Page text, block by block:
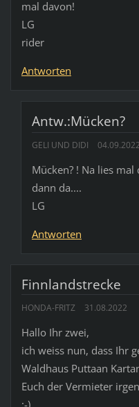
mal davon!
LG
rider
Antworten
Antw.:Mücken?
GELI UND DIDI 04.09.2022
Mücken? ! Na lies
dann da....
LG
Antworten
Finnlandstrecke
HONDA-FRITZ 31.08.2022
Hallo Ihr zwei,
ich weiss nun, dass Ihr
Waldhaus Puttaan
Euch der Vermieter
:-)